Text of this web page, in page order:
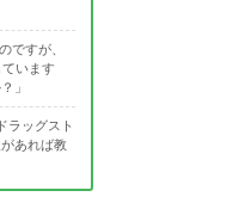
ですが、
います
」
ラッグスト
あれば教